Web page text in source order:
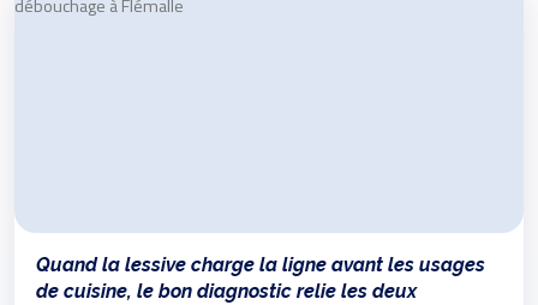
Quand la lessive charge la ligne avant les usages
de cuisine, le bon diagnostic relie les deux